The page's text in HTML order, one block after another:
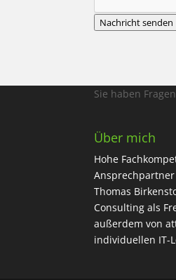
Nachricht senden
Sie haben
Über mich
Hohe
Thomas
Consulting als
außerdem von
individuellen IT-